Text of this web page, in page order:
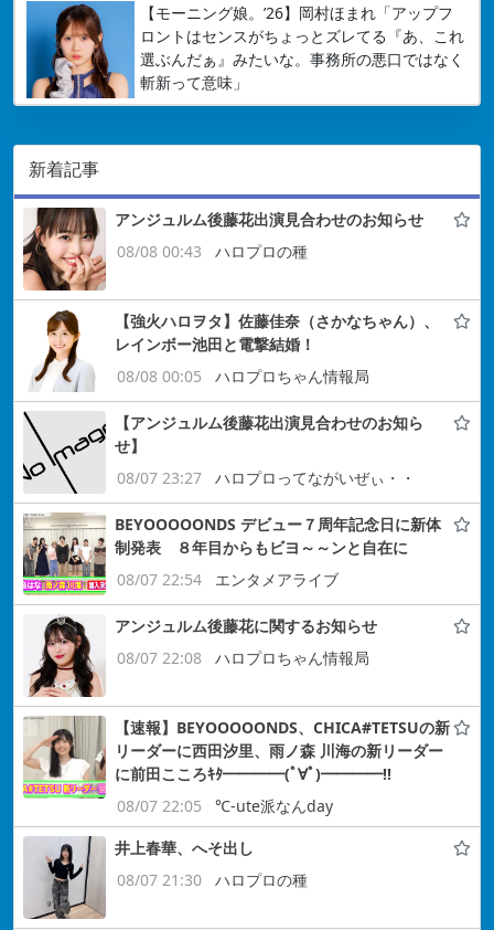
【モーニング娘。’26】岡村ほまれ「アップフ
ロントはセンスがちょっとズレてる『あ、これ
選ぶんだぁ』みたいな。事務所の悪口ではなく
斬新って意味」
新着記事
アンジュルム後藤花出演見合わせのお知らせ
08/08 00:43
ハロプロの種
【強火ハロヲタ】佐藤佳奈（さかなちゃん）、
レインボー池田と電撃結婚！
08/08 00:05
ハロプロちゃん情報局
【アンジュルム後藤花出演見合わせのお知ら
せ】
08/07 23:27
ハロプロってながいぜぃ・・
BEYOOOOONDS デビュー７周年記念日に新体
制発表 ８年目からもビヨ～～ンと自在に
08/07 22:54
エンタメアライブ
アンジュルム後藤花に関するお知らせ
08/07 22:08
ハロプロちゃん情報局
【速報】BEYOOOOONDS、CHICA#TETSUの新
リーダーに西田汐里、雨ノ森 川海の新リーダー
に前田こころｷﾀ━━━━(ﾟ∀ﾟ)━━━━!!
08/07 22:05
℃-ute派なんday
井上春華、へそ出し
08/07 21:30
ハロプロの種